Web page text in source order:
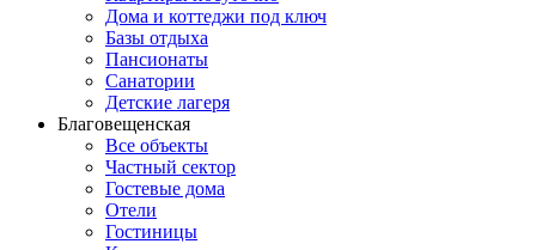
Дома и коттеджи под ключ
Базы отдыха
Пансионаты
Санатории
Детские лагеря
Благовещенская
Все объекты
Частный сектор
Гостевые дома
Отели
Гостиницы